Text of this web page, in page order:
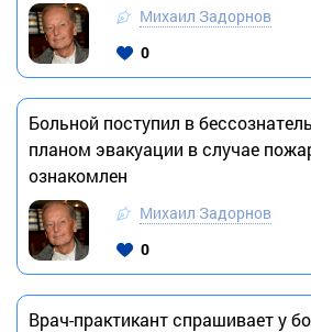
Михаил Задорнов
0
Больной поступил в
планом эвакуации в случае
ознакомлен
Михаил Задорнов
0
Врач-практикант спрашивает у